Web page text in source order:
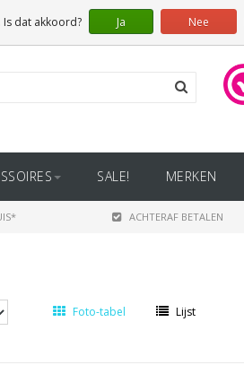
SALE! MERKEN
ACHTERAF BETALEN
Foto-tabel Lijst
dat akkoord? Ja Nee